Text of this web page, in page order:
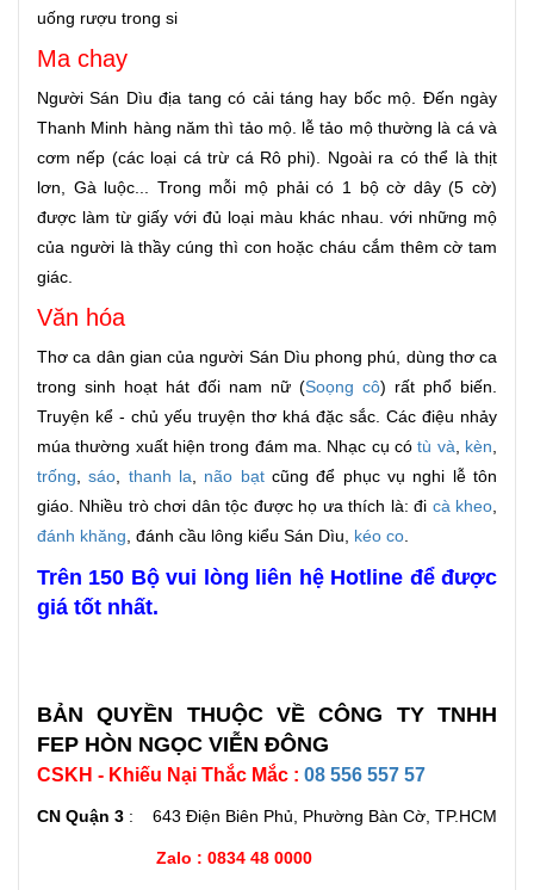
uống rượu trong si
Ma chay
Người Sán Dìu địa tang có cải táng hay bốc mộ. Đến ngày
Thanh Minh hàng năm thì tảo mộ. lễ tảo mộ thường là cá và
cơm nếp (các loại cá trừ cá Rô phi). Ngoài ra có thể là thịt
lơn, Gà luộc... Trong mỗi mộ phải có 1 bộ cờ dây (5 cờ)
được làm từ giấy với đủ loại màu khác nhau. với những mộ
của người là thầy cúng thì con hoặc cháu cắm thêm cờ tam
giác.
Văn hóa
Thơ ca dân gian của người Sán Dìu phong phú, dùng thơ ca
trong sinh hoạt hát đối nam nữ (Soọng cô) rất phổ biến.
Truyện kể - chủ yếu truyện thơ khá đặc sắc. Các điệu nhảy
múa thường xuất hiện trong đám ma. Nhạc cụ cótù và kèn
trống ,sáo thanh la não bạtcũng để phục vụ nghi lễ tôn
giáo. Nhiều trò chơi dân tộc được họ ưa thích là: đi cà kheo
đánh khăng , đánh cầu lông kiểu Sán Dìu, kéo co
Trên 150 Bộ vui lòng liên hệ Hotline để được
giá tốt nhất.
BẢN QUYỀN THUỘC VỀ CÔNG TY TNHH
FEP HÒN NGỌC VIỄN ĐÔNG
CSKH - Khiếu Nại Thắc Mắc : 08 556 557 57
CN Quận 3 : 643 Điện Biên Phủ, Phường Bàn Cờ, TP.HCM
Zalo : 0834 48 0000